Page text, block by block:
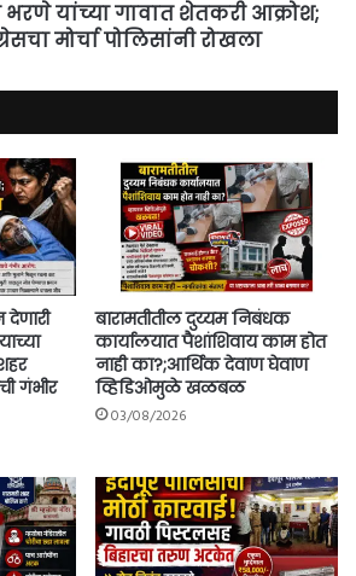
भरणे यांच्या गावात शेतकरी आक्रोश;
मोर्चा पोलिसांनी रोखला
गंभीर
बारामतीतील दुय्यम निबंधक
कार्यालयात पैशांशिवाय काम होत
नाही का?;आर्थिक देवाण घेवाण
व्हिडिओमुळे खळबळ
03/08/2026